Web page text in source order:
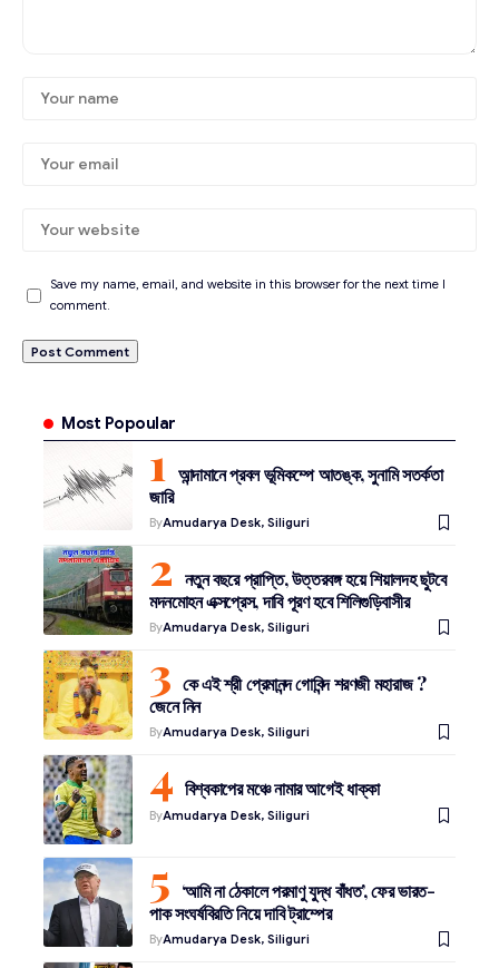
Save my name, email, and website in this browser for the next time I
comment.
Most Popoular
আন্দামানে প্রবল ভূমিকম্পে আতঙ্ক, সুনামি সতর্কতা
জারি
ByAmudarya Desk, Siliguri
নতুন বছরে প্রাপ্তি, উত্তরবঙ্গ হয়ে শিয়ালদহ ছুটবে
মদনমোহন এক্সপ্রেস, দাবি পূরণ হবে শিলিগুড়িবাসীর
ByAmudarya Desk, Siliguri
কে এই শ্রী প্রেমানন্দ গোবিন্দ শরণজী মহারাজ ?
জেনে নিন
ByAmudarya Desk, Siliguri
বিশ্বকাপের মঞ্চে নামার আগেই ধাক্কা
ByAmudarya Desk, Siliguri
‘আমি না ঠেকালে পরমাণু যুদ্ধ বাঁধত’, ফের ভারত-
পাক সংঘর্ষবিরতি নিয়ে দাবি ট্রাম্পের
ByAmudarya Desk, Siliguri